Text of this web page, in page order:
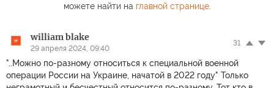
можете найти на главной странице.
william blake
29 апреля 2024, 09:40
31
"..Можно по-разному относиться к специальной военной
операции России на Украине, начатой в 2022 году" Только